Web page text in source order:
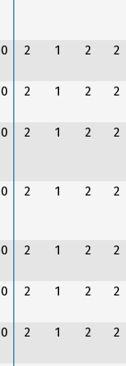
0 2 1 2 2
0 2 1 2 2
0 2 1 2 2
0 2 1 2 2
0 2 1 2 2
0 2 1 2 2
0 2 1 2 2